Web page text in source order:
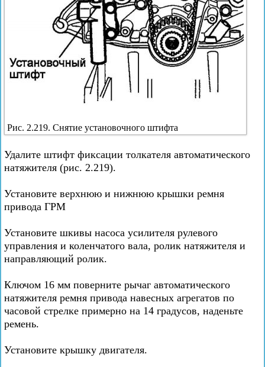
Рис. 2.219. Снятие установочного штифта
Удалите штифт фиксации толкателя автоматического
натяжителя (рис. 2.219).
Установите верхнюю и нижнюю крышки ремня
привода ГРМ
Установите шкивы насоса усилителя рулевого
управления и коленчатого вала, ролик натяжителя и
направляющий ролик.
Ключом 16 мм поверните рычаг автоматического
натяжителя ремня привода навесных агрегатов по
часовой стрелке примерно на 14 градусов, наденьте
ремень.
Установите крышку двигателя.